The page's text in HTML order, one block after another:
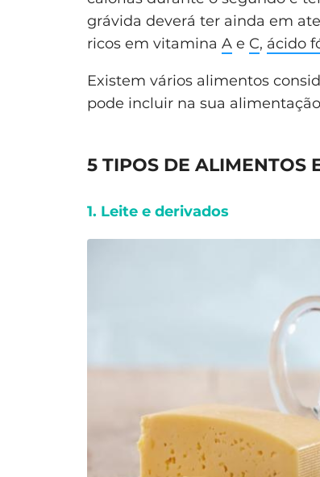
grávida deverá ter ainda em
ricos em vitamina A e C, ácido
Existem vários alimentos
pode incluir na sua
5 TIPOS DE ALIMENTOS
1. Leite e derivados